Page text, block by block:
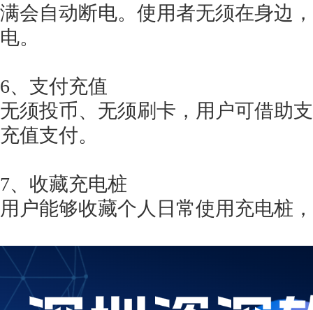
满会自动断电。使用者无须在身边
电。
6、支付充值
无须投币、无须刷卡，用户可借助
充值支付。
7、收藏充电桩
用户能够收藏个人日常使用充电桩